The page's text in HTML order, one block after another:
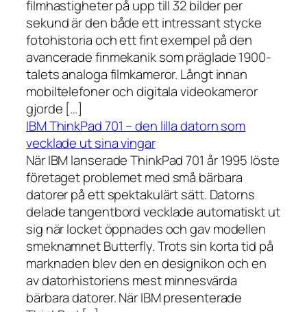
filmhastigheter på upp till 32 bilder per
sekund är den både ett intressant stycke
fotohistoria och ett fint exempel på den
avancerade finmekanik som präglade 1900-
talets analoga filmkameror. Långt innan
mobiltelefoner och digitala videokameror
gjorde […]
IBM ThinkPad 701 – den lilla datorn som
vecklade ut sina vingar
När IBM lanserade ThinkPad 701 år 1995 löste
företaget problemet med små bärbara
datorer på ett spektakulärt sätt. Datorns
delade tangentbord vecklade automatiskt ut
sig när locket öppnades och gav modellen
smeknamnet Butterfly. Trots sin korta tid på
marknaden blev den en designikon och en
av datorhistoriens mest minnesvärda
bärbara datorer. När IBM presenterade